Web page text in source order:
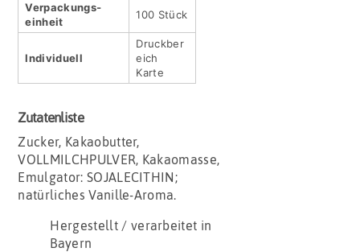
Verpackungs­
einheit
100 Stück
Indivi­duell
Druckber
eich
Karte
Zutatenliste
Zucker, Kakaobutter,
VOLLMILCHPULVER, Kakaomasse,
Emulgator: SOJALECITHIN;
natürliches Vanille-Aroma.
Hergestellt / verarbeitet in
Bayern